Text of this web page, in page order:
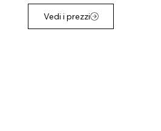
Vedi i prezzi